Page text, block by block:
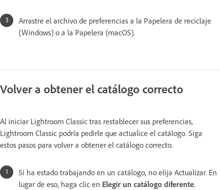
Arrastre el archivo de preferencias a la Papelera de reciclaje
(Windows) o a la Papelera (macOS).
Volver a obtener el catálogo correcto
Al iniciar Lightroom Classic tras restablecer sus preferencias,
Lightroom Classic podría pedirle que actualice el catálogo. Siga
estos pasos para volver a obtener el catálogo correcto.
Si ha estado trabajando en un catálogo, no elija Actualizar. En
lugar de eso, haga clic en Elegir un catálogo diferente.